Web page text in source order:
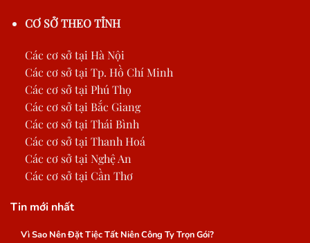
CƠ SỞ THEO TỈNH
Các cơ sở tại Hà Nội
Các cơ sở tại Tp. Hồ Chí Minh
Các cơ sở tại Phú Thọ
Các cơ sở tại Bắc Giang
Các cơ sở tại Thái Bình
Các cơ sở tại Thanh Hoá
Các cơ sở tại Nghệ An
Các cơ sở tại Cần Thơ
Tin mới nhất
Vì Sao Nên Đặt Tiệc Tất Niên Công Ty Trọn Gói?